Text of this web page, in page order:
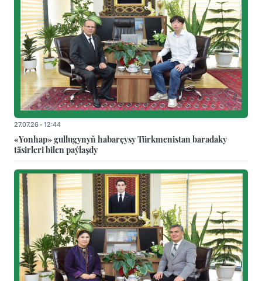
27.07.26 - 12:44
«Yonhap» gullugynyň habarçysy Türkmenistan baradaky
täsirleri bilen paýlaşdy